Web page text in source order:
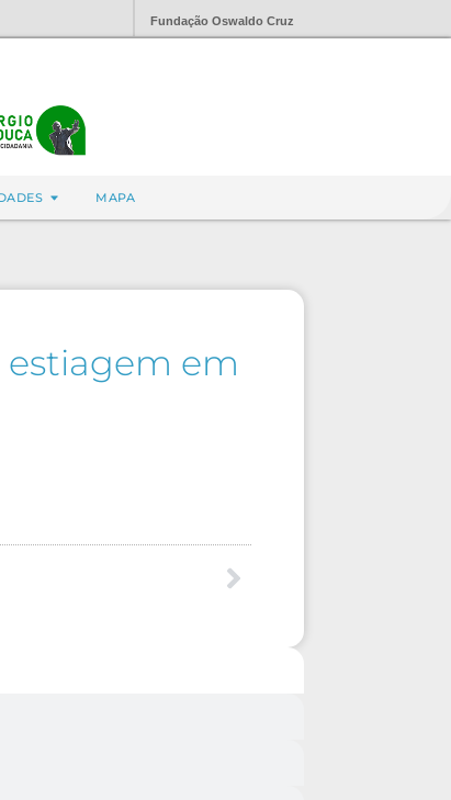
Fundação Oswaldo Cruz
MAPA
em